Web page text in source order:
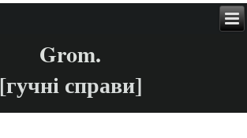
Grom.
[гучні справи]